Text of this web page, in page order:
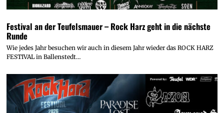
Festival an der Teufelsmauer – Rock Harz geht in die nächste
Runde
Wie jedes Jahr besuchen wir auch in diesem Jahr wieder das ROCK HARZ
FESTIVAL in Ballenstedt…